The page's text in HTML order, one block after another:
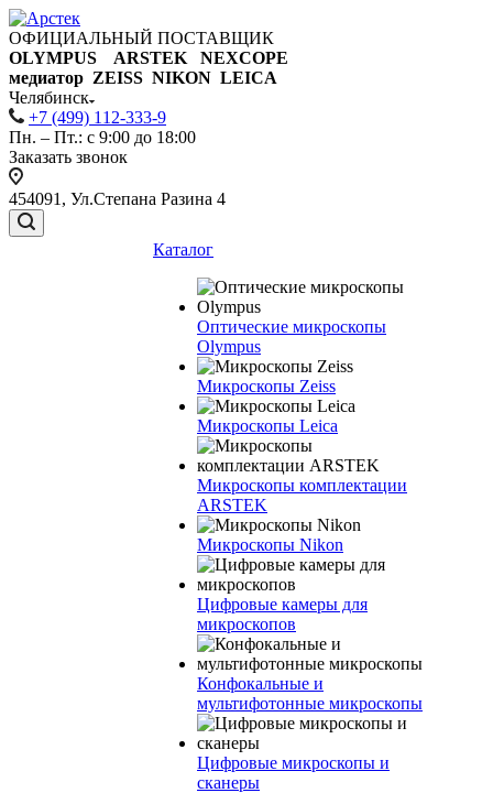
ОФИЦИАЛЬНЫЙ ПОСТАВЩИК
OLYMPUS ARSTEK NEXCOPE
медиатор ZEISS NIKON LEICA
Челябинск
+7 (499) 112-333-9
Пн. – Пт.: с 9:00 до 18:00
Заказать звонок
454091, Ул.Степана Разина 4
Каталог
Оптические микроскопы
Olympus
Микроскопы Zeiss
Микроскопы Leica
Микроскопы комплектации
ARSTEK
Микроскопы Nikon
Цифровые камеры для
микроскопов
Конфокальные и
мультифотонные микроскопы
Цифровые микроскопы и
сканеры